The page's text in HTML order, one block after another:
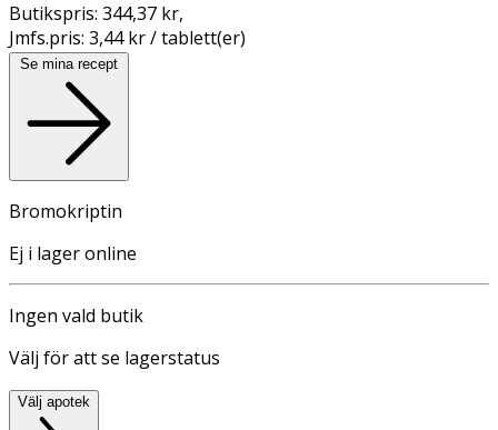
Butikspris: 344,37 kr,
Jmfs.pris: 3,44 kr / tablett(er)
Se mina recept
Bromokriptin
Ej i lager online
Ingen vald butik
Välj för att se lagerstatus
Välj apotek